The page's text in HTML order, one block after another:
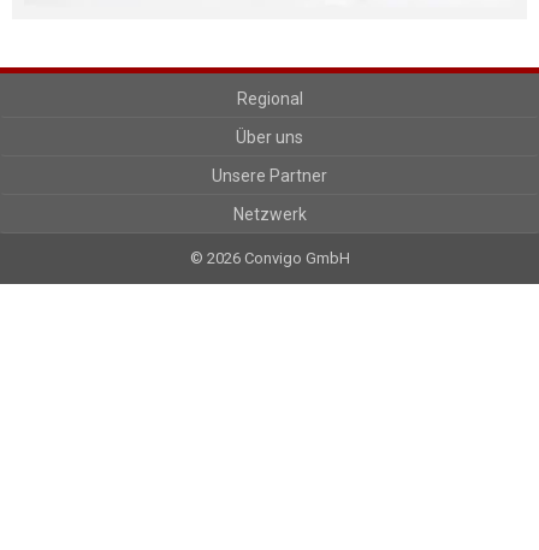
Regional
Über uns
Unsere Partner
Netzwerk
© 2026 Convigo GmbH